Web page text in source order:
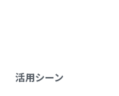
活用シーン